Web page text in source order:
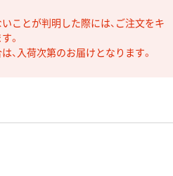
ことが判明した際には、ご注文をキ
。
、入荷次第のお届けとなります。